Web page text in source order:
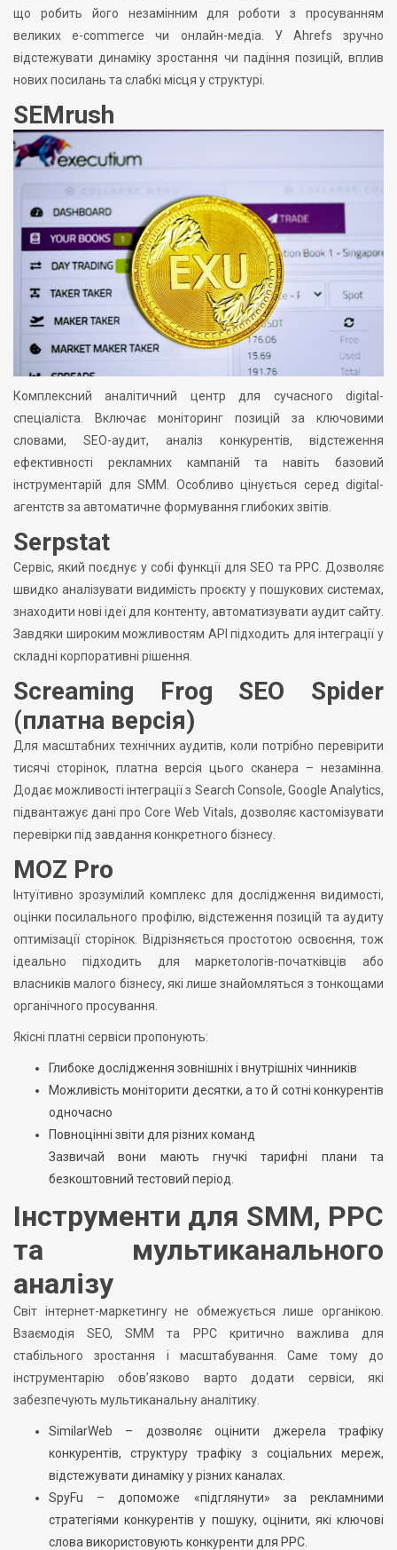
що робить його незамінним для роботи з просуванням
великих e-commerce чи онлайн-медіа. У Ahrefs зручно
відстежувати динаміку зростання чи падіння позицій, вплив
нових посилань та слабкі місця у структурі.
SEMrush
Комплексний аналітичний центр для сучасного digital-
спеціаліста. Включає моніторинг позицій за ключовими
словами, SEO-аудит, аналіз конкурентів, відстеження
ефективності рекламних кампаній та навіть базовий
інструментарій для SMM. Особливо цінується серед digital-
агентств за автоматичне формування глибоких звітів.
Serpstat
Сервіс, який поєднує у собі функції для SEO та PPC. Дозволяє
швидко аналізувати видимість проєкту у пошукових системах,
знаходити нові ідеї для контенту, автоматизувати аудит сайту.
Завдяки широким можливостям API підходить для інтеграції у
складні корпоративні рішення.
Screaming Frog SEO Spider
(платна версія)
Для масштабних технічних аудитів, коли потрібно перевірити
тисячі сторінок, платна версія цього сканера – незамінна.
Додає можливості інтеграції з Search Console, Google Analytics,
підвантажує дані про Core Web Vitals, дозволяє кастомізувати
перевірки під завдання конкретного бізнесу.
MOZ Pro
Інтуїтивно зрозумілий комплекс для дослідження видимості,
оцінки посилального профілю, відстеження позицій та аудиту
оптимізації сторінок. Відрізняється простотою освоєння, тож
ідеально підходить для маркетологів-початківців або
власників малого бізнесу, які лише знайомляться з тонкощами
органічного просування.
Якісні платні сервіси пропонують:
Глибоке дослідження зовнішніх і внутрішніх чинників
Можливість моніторити десятки, а то й сотні конкурентів
одночасно
Повноцінні звіти для різних команд
Зазвичай вони мають гнучкі тарифні плани та
безкоштовний тестовий період.
Інструменти для SMM, PPC
та мультиканального
аналізу
Світ інтернет-маркетингу не обмежується лише органікою.
Взаємодія SEO, SMM та PPC критично важлива для
стабільного зростання і масштабування. Саме тому до
інструментарію обов’язково варто додати сервіси, які
забезпечують мультиканальну аналітику.
SimilarWeb – дозволяє оцінити джерела трафіку
конкурентів, структуру трафіку з соціальних мереж,
відстежувати динаміку у різних каналах.
SpyFu – допоможе «підглянути» за рекламними
стратегіями конкурентів у пошуку, оцінити, які ключові
слова використовують конкуренти для PPC.